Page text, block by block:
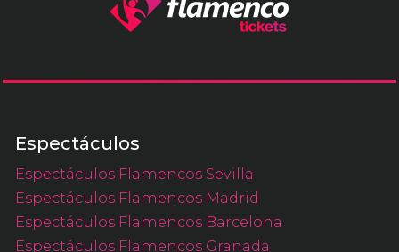
Espectáculos
Espectáculos Flamencos Sevilla
Espectáculos Flamencos Madrid
Espectáculos Flamencos Barcelona
Espectáculos Flamencos Granada